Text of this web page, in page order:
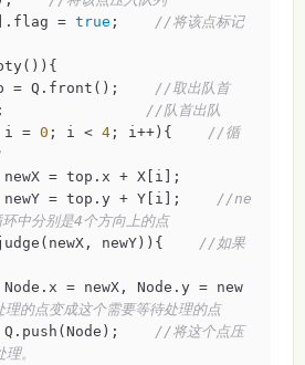
= true ;
//将该点标记
Q.front();
//取出队首
//队首出队
i = 0 ; i < 4; i++){
//循
newX = top.x + X[i];
newY = top.y + Y[i];
//ne
中分别是4个方向上的点
newY)){
//如果
Node.y = new
的点变成这个需要等待处理的点
//将这个点压
。